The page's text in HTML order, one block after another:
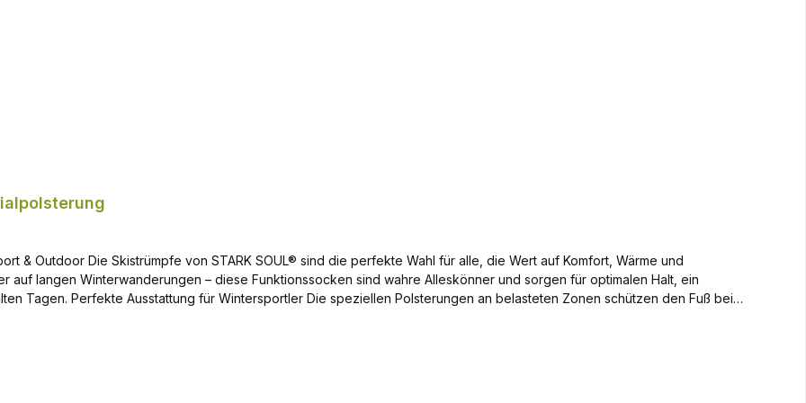
& Outdoor Die Skistrümpfe von STARK SOUL® sind die perfekte Wahl für alle, die Wert auf Komfort, Wärme und
auf langen Winterwanderungen – diese Funktionssocken sind wahre Alleskönner und sorgen für optimalen Halt, ein
Tagen. Perfekte Ausstattung für Wintersportler Die speziellen Polsterungen an belasteten Zonen schützen den Fuß bei